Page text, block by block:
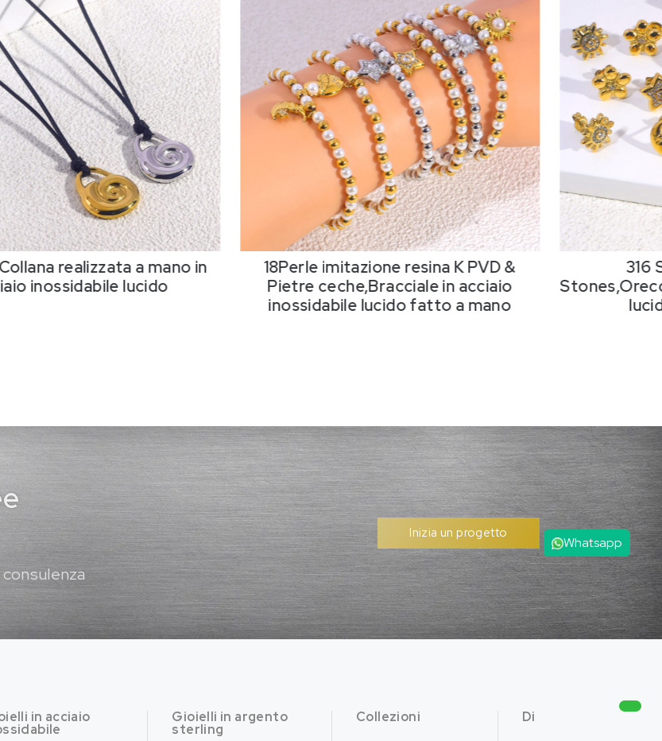
realizzata a mano in
inossidabile lucido
18Perle imitazione resina K PVD &
Pietre ceche,Bracciale in acciaio
inossidabile lucido fatto a mano
316
Stones
Inizia un progetto
in acciaio Gioielli in argento
sterling
Collezioni Di
Whatsapp